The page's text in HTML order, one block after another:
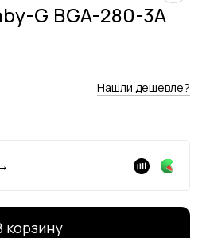
G BGA-280-3A
Нашли дешевле?
корзину